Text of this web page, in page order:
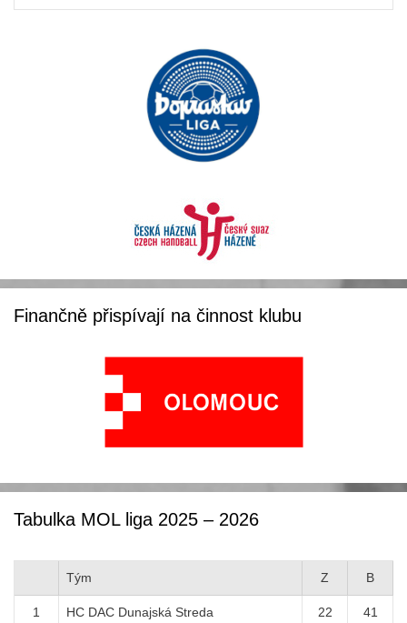
Finančně přispívají na činnost klubu
Tabulka MOL liga 2025 – 2026
Tým Z B
1 HC DAC Dunajská Streda 22 41